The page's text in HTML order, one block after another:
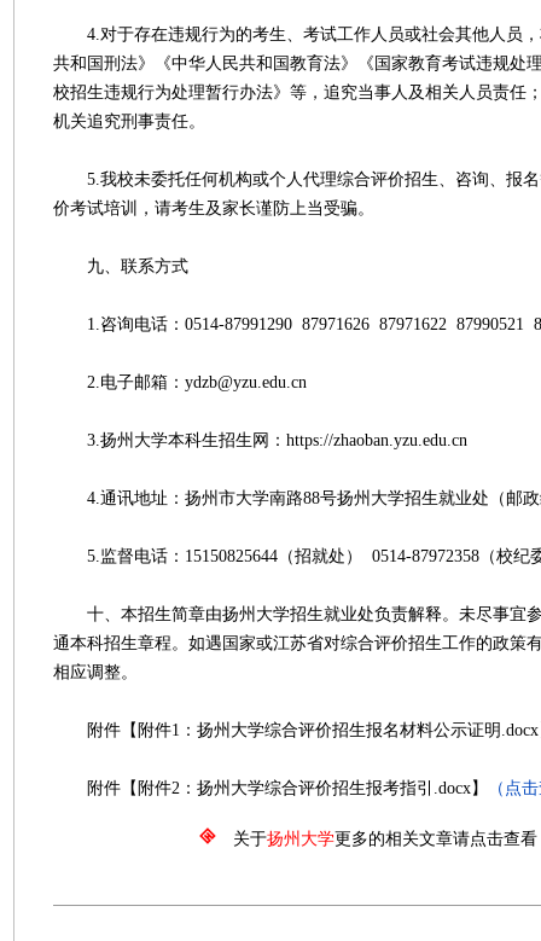
4.对于存在违规行为的考生、考试工作人员或社会其他人员，
共和国刑法》《中华人民共和国教育法》《国家教育考试违规处
校招生违规行为处理暂行办法》等，追究当事人及相关人员责任
机关追究刑事责任。
5.我校未委托任何机构或个人代理综合评价招生、咨询、报名
价考试培训，请考生及家长谨防上当受骗。
九、联系方式
1.咨询电话：0514-87991290 87971626 87971622 87990521
2.电子邮箱：ydzb@yzu.edu.cn
3.扬州大学本科生招生网：https://zhaoban.yzu.edu.cn
4.通讯地址：扬州市大学南路88号扬州大学招生就业处（邮政
5.监督电话：15150825644（招就处） 0514-87972358（校纪
十、本招生简章由扬州大学招生就业处负责解释。未尽事宜参
通本科招生章程。如遇国家或江苏省对综合评价招生工作的政策
相应调整。
附件【附件1：扬州大学综合评价招生报名材料公示证明.docx
附件【附件2：扬州大学综合评价招生报考指引.docx】 （点
关于扬州大学更多的相关文章请点击查看